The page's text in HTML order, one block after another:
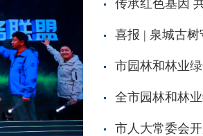
喜报 | 泉城古
全市园林和林
市人大常委会